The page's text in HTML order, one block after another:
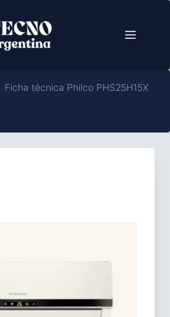
Menú
Ficha técnica Philco PHS25H15X